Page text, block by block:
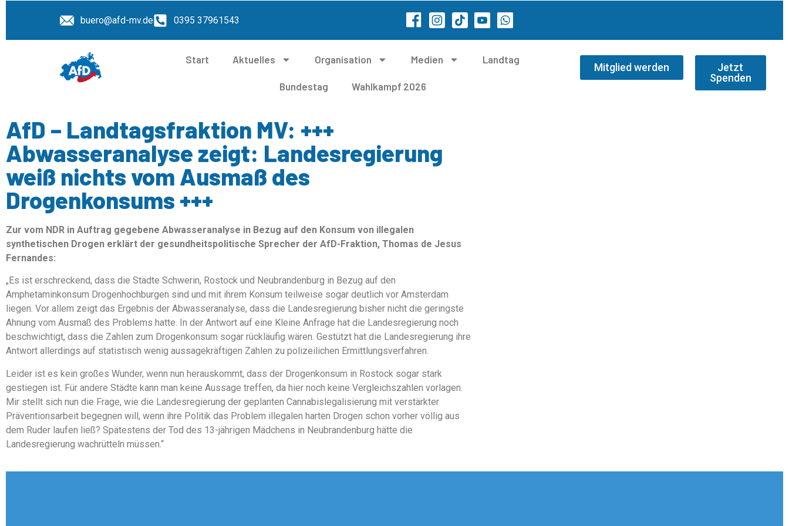
buero@afd-mv.de 0395 37961543
Start Aktuelles Organisation Medien Landtag
Bundestag Wahlkampf 2026
Mitglied werden
Jetzt
Spenden
AfD – Landtagsfraktion MV: +++
Abwasseranalyse zeigt: Landesregierung
weiß nichts vom Ausmaß des
Drogenkonsums +++
Zur vom NDR in Auftrag gegebene Abwasseranalyse in Bezug auf den Konsum von illegalen
synthetischen Drogen erklärt der gesundheitspolitische Sprecher der AfD-Fraktion, Thomas de Jesus
Fernandes:
„Es ist erschreckend, dass die Städte Schwerin, Rostock und Neubrandenburg in Bezug auf den
Amphetaminkonsum Drogenhochburgen sind und mit ihrem Konsum teilweise sogar deutlich vor Amsterdam
liegen. Vor allem zeigt das Ergebnis der Abwasseranalyse, dass die Landesregierung bisher nicht die geringste
Ahnung vom Ausmaß des Problems hatte. In der Antwort auf eine Kleine Anfrage hat die Landesregierung noch
beschwichtigt, dass die Zahlen zum Drogenkonsum sogar rückläufig wären. Gestützt hat die Landesregierung ihre
Antwort allerdings auf statistisch wenig aussagekräftigen Zahlen zu polizeilichen Ermittlungsverfahren.
Leider ist es kein großes Wunder, wenn nun herauskommt, dass der Drogenkonsum in Rostock sogar stark
gestiegen ist. Für andere Städte kann man keine Aussage treffen, da hier noch keine Vergleichszahlen vorlagen.
Mir stellt sich nun die Frage, wie die Landesregierung der geplanten Cannabislegalisierung mit verstärkter
Präventionsarbeit begegnen will, wenn ihre Politik das Problem illegalen harten Drogen schon vorher völlig aus
dem Ruder laufen ließ? Spätestens der Tod des 13-jährigen Mädchens in Neubrandenburg hätte die
Landesregierung wachrütteln müssen.“